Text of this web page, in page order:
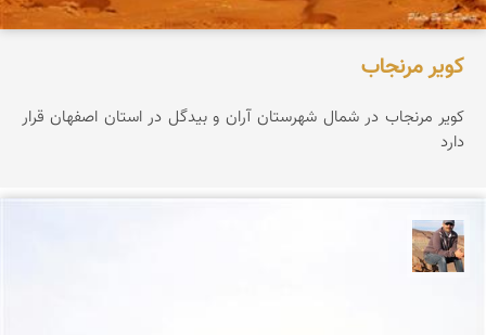
کویر مرنجاب
کویر مرنجاب در شمال شهرستان آران و بیدگل در استان اصفهان قرار
دارد